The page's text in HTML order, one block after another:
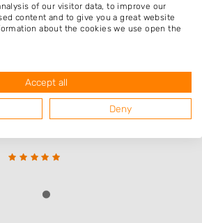
E-plant
of our visitor data, to improve our
content and to give you a great website
about the cookies we use open the
Accept all
Deny